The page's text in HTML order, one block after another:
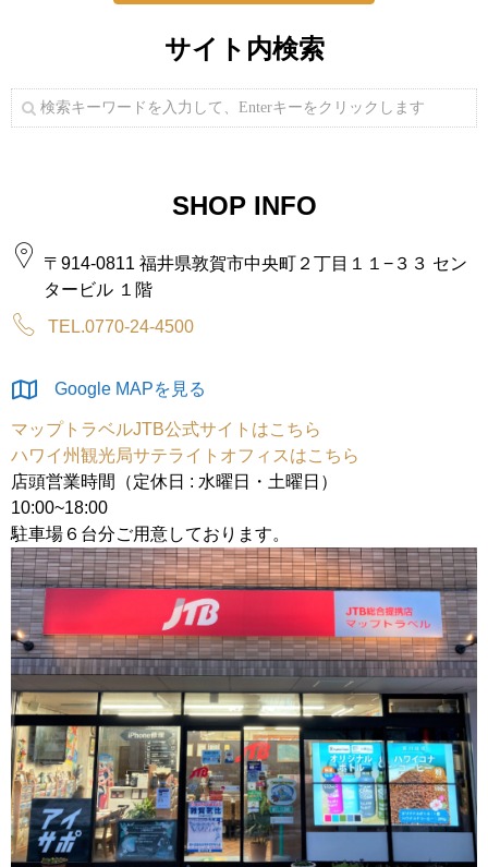
サイト内検索
SHOP INFO
〒914-0811 福井県敦賀市中央町２丁目１１−３３ セン
タービル １階
TEL.0770-24-4500
Google MAPを見る
マップトラベルJTB公式サイトはこちら
ハワイ州観光局サテライトオフィスはこちら
店頭営業時間（定休日 : 水曜日・土曜日）
10:00~18:00
駐車場６台分ご用意しております。